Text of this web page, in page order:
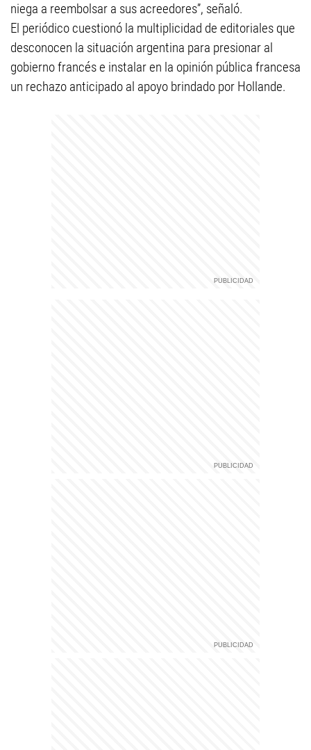
niega a reembolsar a sus acreedores”, señaló.
El periódico cuestionó la multiplicidad de editoriales que
desconocen la situación argentina para presionar al
gobierno francés e instalar en la opinión pública francesa
un rechazo anticipado al apoyo brindado por Hollande.